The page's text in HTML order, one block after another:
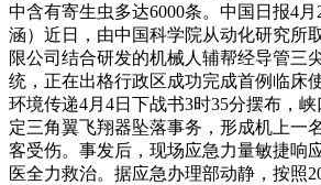
中含有寄生虫多达6000条。中国日报4
涵）近日，由中国科学院从动化研究所
限公司结合研发的机械人辅帮经导管三
统，正在出格行政区成功完成首例临床
环境传递4月4日下战书3时35分摆布，
定三角翼飞翔器坠落事务，形成机上一
客受伤。事发后，现场应急力量敏捷响
医全力救治。据应急办理部动静，按照